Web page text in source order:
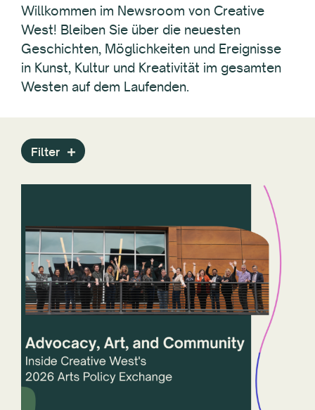
Willkommen im Newsroom von Creative
West! Bleiben Sie über die neuesten
Geschichten, Möglichkeiten und Ereignisse
in Kunst, Kultur und Kreativität im gesamten
Westen auf dem Laufenden.
Filter
Alles zurücksetzen